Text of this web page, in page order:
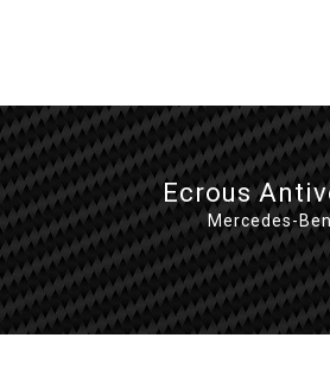
Ecrous
Mercedes-